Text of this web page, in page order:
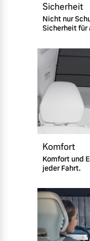
Sicherheit
Nicht nur
Sicherheit für
Komfort
Komfort und
jeder Fahrt.